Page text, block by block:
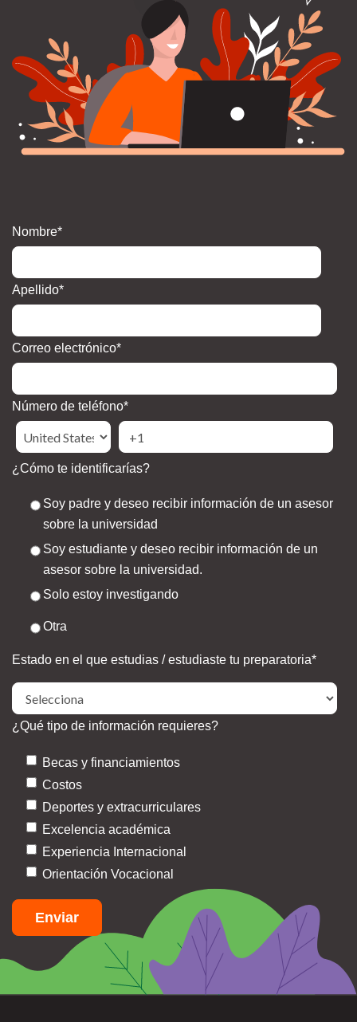
Nombre*
Apellido*
Correo electrónico*
Número de teléfono*
¿Cómo te identificarías?
Soy padre y deseo recibir información de un asesor
sobre la universidad
Soy estudiante y deseo recibir información de un
asesor sobre la universidad.
Solo estoy investigando
Otra
Estado en el que estudias / estudiaste tu preparatoria*
¿Qué tipo de información requieres?
Becas y financiamientos
Costos
Deportes y extracurriculares
Excelencia académica
Experiencia Internacional
Orientación Vocacional